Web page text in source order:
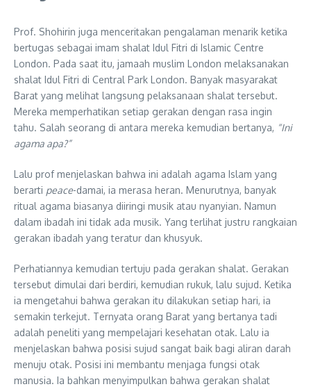
Prof. Shohirin juga menceritakan pengalaman menarik ketika
bertugas sebagai imam shalat Idul Fitri di Islamic Centre
London. Pada saat itu, jamaah muslim London melaksanakan
shalat Idul Fitri di Central Park London. Banyak masyarakat
Barat yang melihat langsung pelaksanaan shalat tersebut.
Mereka memperhatikan setiap gerakan dengan rasa ingin
tahu. Salah seorang di antara mereka kemudian bertanya, “Ini
agama apa?”
Lalu prof menjelaskan bahwa ini adalah agama Islam yang
berarti peace-damai, ia merasa heran. Menurutnya, banyak
ritual agama biasanya diiringi musik atau nyanyian. Namun
dalam ibadah ini tidak ada musik. Yang terlihat justru rangkaian
gerakan ibadah yang teratur dan khusyuk.
Perhatiannya kemudian tertuju pada gerakan shalat. Gerakan
tersebut dimulai dari berdiri, kemudian rukuk, lalu sujud. Ketika
ia mengetahui bahwa gerakan itu dilakukan setiap hari, ia
semakin terkejut. Ternyata orang Barat yang bertanya tadi
adalah peneliti yang mempelajari kesehatan otak. Lalu ia
menjelaskan bahwa posisi sujud sangat baik bagi aliran darah
menuju otak. Posisi ini membantu menjaga fungsi otak
manusia. Ia bahkan menyimpulkan bahwa gerakan shalat